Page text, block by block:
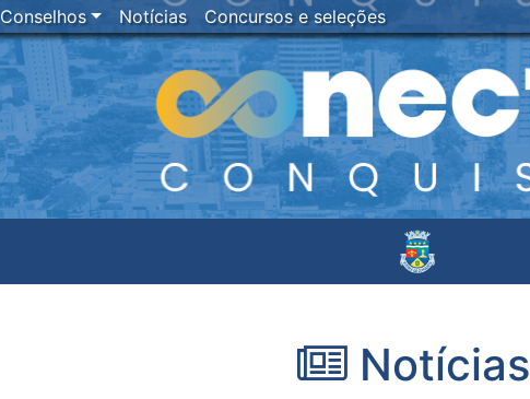
Conselhos Notícias Concursos e seleções
Notícias